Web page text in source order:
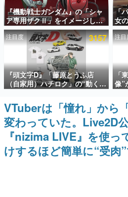
アプリセール情報
インタビュー
連載・特集一覧
殿堂入り記事
SNS拡散数が数千以上！
ど。多くの人々に読まれた
事をまとめました。
ゲームの企画書
名作ゲームクリエイター
聞きし、ヒットする企画（
きます。
赫本
この物語を解いてはいけな
『機動戦士ガンダム』の「シャ
ア専用ザクⅡ」をイメージした
散水ホースリールが予約開始。
本体にはシャアのパーソナルマ
ークやジオン公国軍のエンブレ
ム、型式番号などを配置
「
女
恋
ル
敗
注目度 3157
『頭文字D』「藤原とうふ店
（自家用）ハチロク」の“動くテ
ィッシュケース”が買えるポップ
アップショップが開催へ。マン
ガの舞台である群馬の「イオン
モール高崎」にて、8月11日か
ら8月20日までの期間限定で開
催予定
注目
「
像”
映
ョ
VTuberは「憧れ」から
変わっていた。Live2D
『nizima LIVE』を使っ
けするほど簡単に“受肉